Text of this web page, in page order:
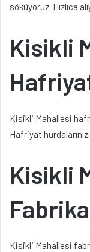
söküyoruz. Hızlıca
Kisikli
Kisikli Mahallesi
Hafriyat
Kisikli
Kisikli Mahallesi